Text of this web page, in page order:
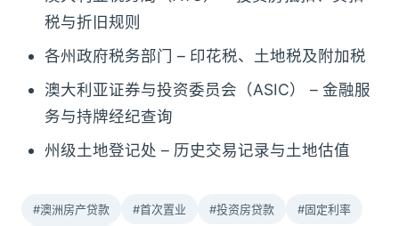
税与折旧规则
各州政府税务部门 – 印花税、土地税及附加税
澳大利亚证券与投资委员会（ASIC） – 金融服
务与持牌经纪查询
州级土地登记处 – 历史交易记录与土地估值
#澳洲房产贷款 #首次置业 #投资房贷款 #固定利率